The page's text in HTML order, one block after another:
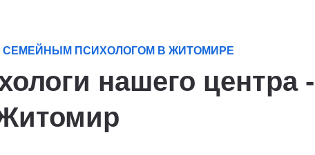
ПСИХОЛОГОМ В ЖИТОМИРЕ
нашего центра -